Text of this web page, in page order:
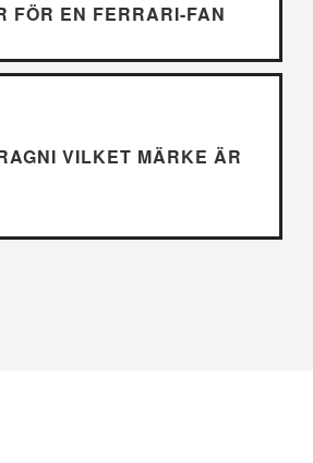
FÖR EN FERRARI-FAN
VILKET MÄRKE ÄR